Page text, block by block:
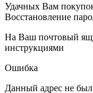
Удачных Вам
Восстановление
На Ваш почтовый
инструкциями
Ошибка
Данный адрес не был